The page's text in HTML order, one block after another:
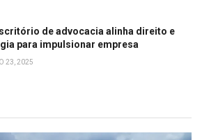
de advocacia alinha direito e
para impulsionar empresa
23, 2025